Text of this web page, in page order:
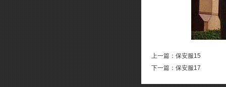
上一篇： 保安服15
下一篇： 保安服17